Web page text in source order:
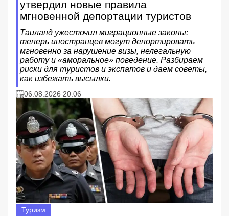
утвердил новые правила
мгновенной депортации туристов
Таиланд ужесточил миграционные законы:
теперь иностранцев могут депортировать
мгновенно за нарушение визы, нелегальную
работу и «аморальное» поведение. Разбираем
риски для туристов и экспатов и даем советы,
как избежать высылки.
06.08.2026 20:06
Туризм